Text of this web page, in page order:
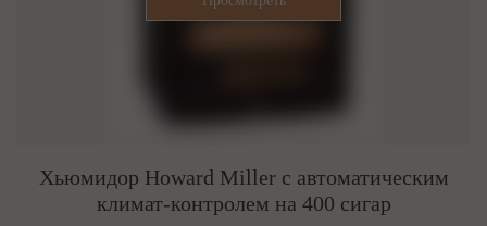
Хьюмидор Howard Miller c автоматическим
климат-контролем на 400 сигар